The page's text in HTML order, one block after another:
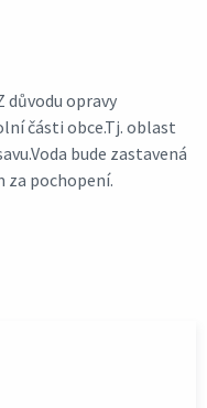
důvodu opravy
části obce.Tj. oblast
bude zastavená
za pochopení.